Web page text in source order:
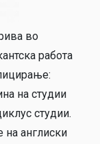
во
работа
на студии
студии.
на англиски